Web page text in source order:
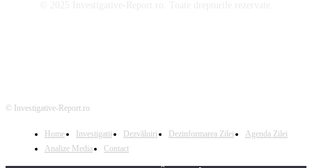
© Investigative-Report.ro
Home Investigatii Dezvăluiri Dezinformarea Zilei
Agenda Zilei
Analize Media
Contact